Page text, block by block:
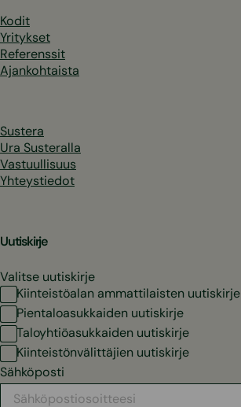
Kodit
Yritykset
Referenssit
Ajankohtaista
Sustera
Ura Susteralla
Vastuullisuus
Yhteystiedot
Uutiskirje
Valitse uutiskirje
Kiinteistöalan ammattilaisten uutiskirje
Pientaloasukkaiden uutiskirje
Taloyhtiöasukkaiden uutiskirje
Kiinteistönvälittäjien uutiskirje
Sähköposti